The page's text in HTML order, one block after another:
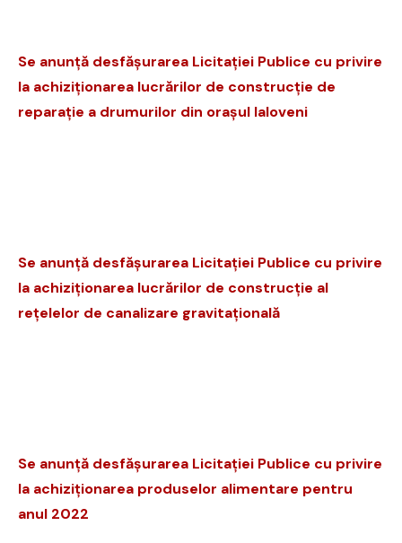
Se anunță desfășurarea Licitației Publice cu privire
la achiziționarea lucrărilor de construcție de
reparație a drumurilor din orașul Ialoveni
Se anunță desfășurarea Licitației Publice cu privire
la achiziționarea lucrărilor de construcție al
rețelelor de canalizare gravitațională
Se anunță desfășurarea Licitației Publice cu privire
la achiziționarea produselor alimentare pentru
anul 2022